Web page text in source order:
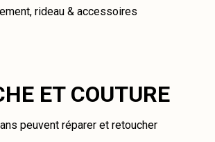
rideau & accessoires
ET COUTURE
peuvent réparer et retoucher